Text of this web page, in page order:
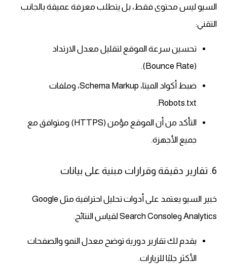
السيو ليس محتوى فقط، بل يتطلب معرفة عميقة بالجانب
التقني:
تحسين سرعة الموقع لتقليل معدل الارتداد
(Bounce Rate).
ضبط أكواد الميتا، Schema Markup، وملفات
Robots.txt.
التأكد من أن الموقع مؤمن (HTTPS) ومتوافق مع
جميع الأجهزة.
6. تقارير دقيقة وقرارات مبنية على بيانات
خبير السيو يعتمد على أدوات تحليل احترافية مثل Google
Analytics وSearch Console لقياس النتائج.
يقدم لك تقارير دورية توضح معدل النمو والصفحات
الأكثر جلبًا للزيارات.